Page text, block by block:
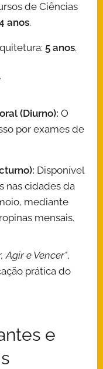
de Ciências
anos.
5 anos.
.
(Diurno): O
por exames de
Disponível
nas cidades da
mediante
mensais.
Agir e Vencer",
prática do
e